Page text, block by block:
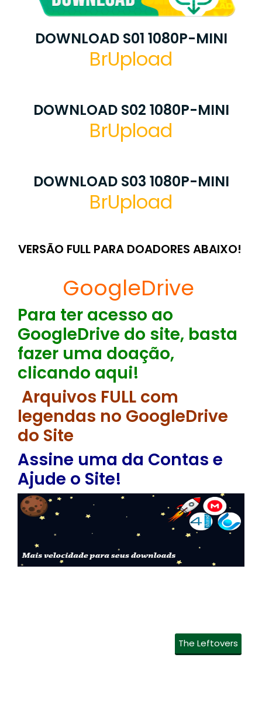
DOWNLOAD S01 1080P-MINI
BrUpload
DOWNLOAD S02 1080P-MINI
BrUpload
DOWNLOAD S03 1080P-MINI
BrUpload
VERSÃO FULL PARA DOADORES ABAIXO!
GoogleDrive
Para ter acesso ao
GoogleDrive do site, basta
fazer uma doação,
clicando aqui!
Arquivos FULL com
legendas no GoogleDrive
do Site
Assine uma da Contas e
Ajude o Site!
The Leftovers